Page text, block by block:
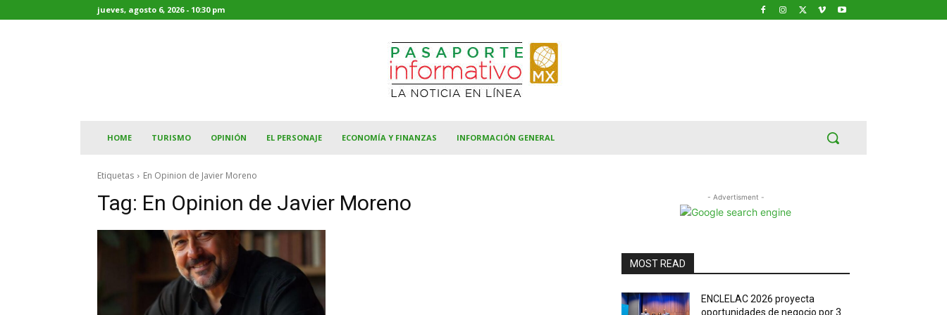
jueves, agosto 6, 2026 - 10:30 pm
HOME TURISMO OPINIÓN EL PERSONAJE ECONOMÍA Y FINANZAS INFORMACIÓN GENERAL
Etiquetas En Opinion de Javier Moreno
Tag: En Opinion de Javier Moreno - Advertisment -
MOST READ
ENCLELAC 2026 proyecta
oportunidades de negocio por 3